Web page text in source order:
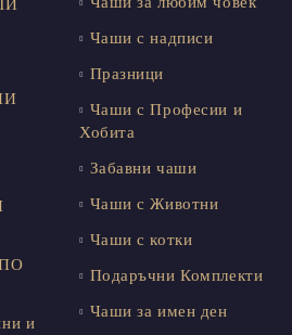
и
Чаши с надписи
Празници
Чаши с Професии и
Хобита
Забавни чаши
Чаши с Животни
Чаши с котки
Подаръчни Комплекти
Чаши за имен ден